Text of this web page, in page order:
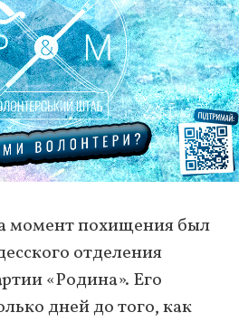
момент похищения был
отделения
«Родина». Его
дней до того, как